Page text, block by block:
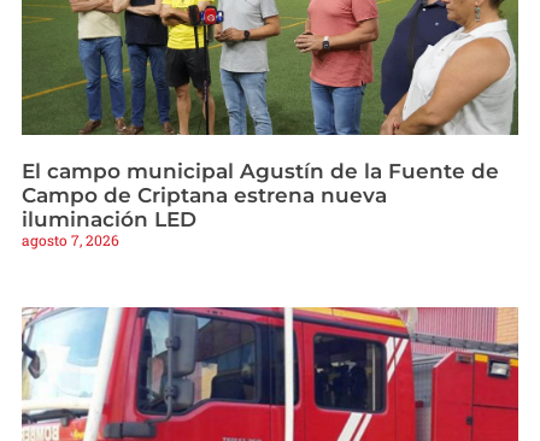
El campo municipal Agustín de la Fuente de
Campo de Criptana estrena nueva
iluminación LED
agosto 7, 2026